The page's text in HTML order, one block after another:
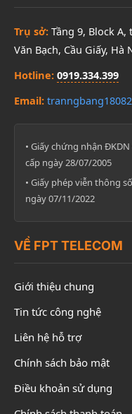
Trụ sở: Tầng 9, Block A,
Văn Bạch, Cầu Giấy, Hà
Hotline: 0919.334.399
Email:
• Giấy chứng nhận ĐKDN
cấp ngày 28/07/2005
• Giấy phép viễn thông số
ngày 07/11/2022
VỀ FPT TELECOM
Giới thiệu chung
Tin tức công nghệ
Liên hệ hỗ trợ
Chính sách bảo mật
Điều khoản sử dụng